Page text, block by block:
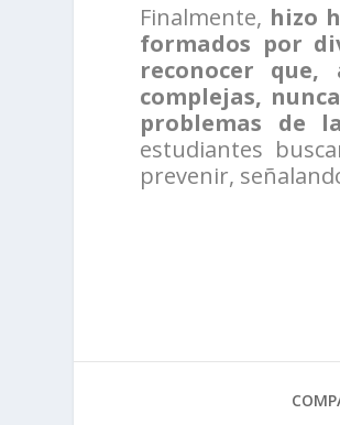
Finalmente, hizo
formados por
reconocer
complejas,
problemas de
estudiantes
prevenir,